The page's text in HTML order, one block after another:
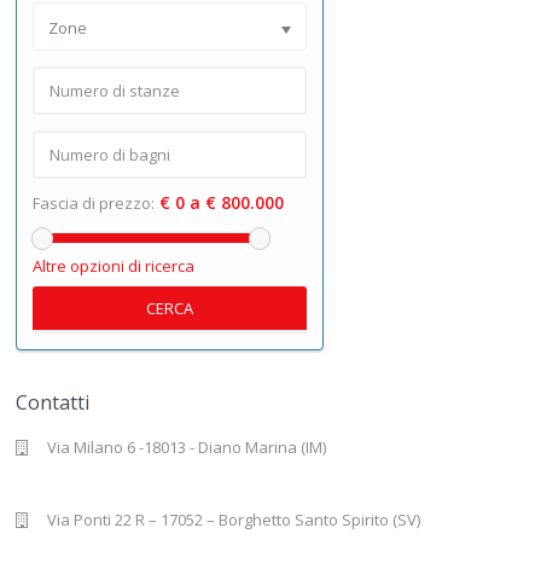
Zone
Fascia di prezzo: € 0 a € 800.000
Altre opzioni di ricerca
CERCA
Contatti
Via Milano 6 -18013 - Diano Marina (IM)
Via Ponti 22 R – 17052 – Borghetto Santo Spirito (SV)